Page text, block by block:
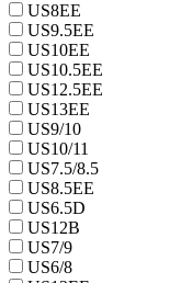
US8EE
US9.5EE
US10EE
US10.5EE
US12.5EE
US13EE
US9/10
US10/11
US7.5/8.5
US8.5EE
US6.5D
US12B
US7/9
US6/8